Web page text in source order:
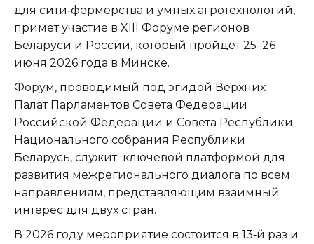
для сити‑фермерства и умных агротехнологий,
примет участие в XIII Форуме регионов
Беларуси и России, который пройдёт 25–26
июня 2026 года в Минске.
Форум, проводимый под эгидой Верхних
Палат Парламентов Совета Федерации
Российской Федерации и Совета Республики
Национального собрания Республики
Беларусь, служит ключевой платформой для
развития межрегионального диалога по всем
направлениям, представляющим взаимный
интерес для двух стран.
В 2026 году мероприятие состоится в 13‑й раз и